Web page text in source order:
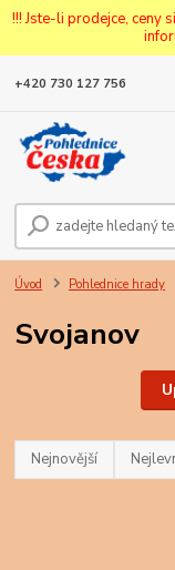
!!! Jste-li prodejce, ceny
+420 730 127 756
Úvod Pohlednice hrady
Svojanov
Nejnovější